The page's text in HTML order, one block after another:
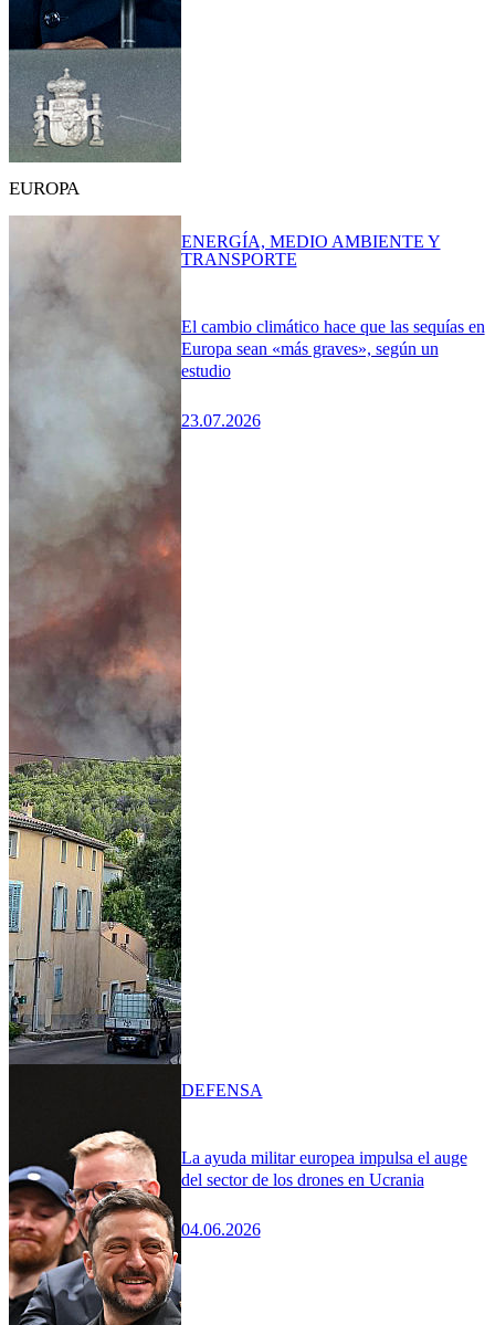
EUROPA
El cambio climático hace que las sequías en
Europa sean «más graves», según un
estudio
23.07.2026
ENERGÍA, MEDIO AMBIENTE Y
TRANSPORTE
La ayuda militar europea impulsa el auge
del sector de los drones en Ucrania
04.06.2026
DEFENSA